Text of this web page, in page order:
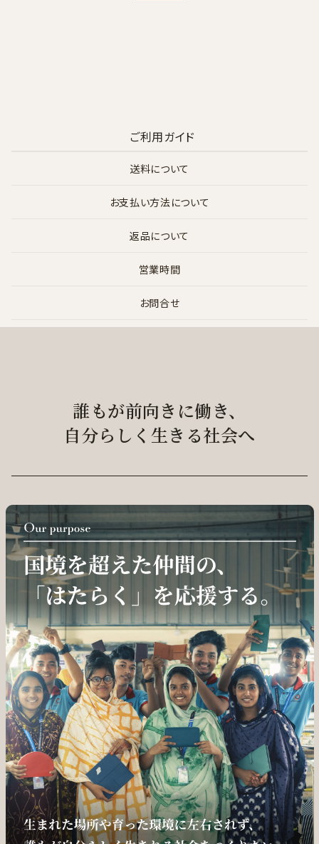
ご利用ガイド
送料について
お支払い方法について
返品について
営業時間
お問合せ
誰もが前向きに働き、
自分らしく生きる社会へ